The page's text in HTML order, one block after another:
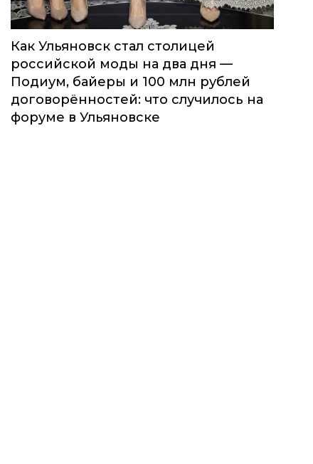
Как Ульяновск стал столицей
российской моды на два дня —
Подиум, байеры и 100 млн рублей
договорённостей: что случилось на
форуме в Ульяновске